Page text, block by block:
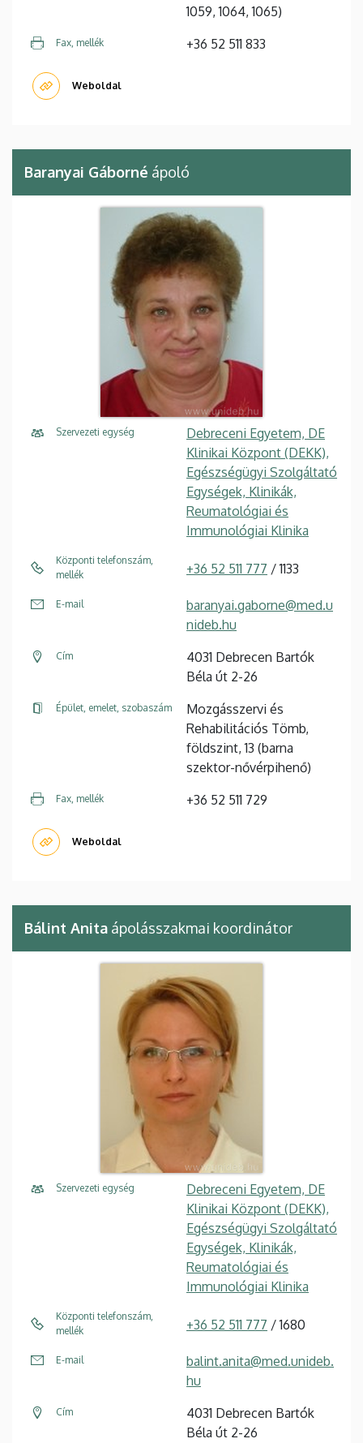
1059, 1064, 1065)
Fax, mellék +36 52 511 833
Weboldal
Baranyai Gáborné ápoló
Szervezeti egység
Debreceni Egyetem, DE
Klinikai Központ (DEKK),
Egészségügyi Szolgáltató
Egységek, Klinikák,
Reumatológiai és
Immunológiai Klinika
Központi telefonszám,
mellék
+36 52 511 777 / 1133
E-mail
baranyai.gaborne@med.u
nideb.hu
Cím
4031 Debrecen Bartók
Béla út 2-26
Épület, emelet, szobaszám
Mozgásszervi és
Rehabilitációs Tömb,
földszint, 13 (barna
szektor-nővérpihenő)
Fax, mellék +36 52 511 729
Weboldal
Bálint Anita ápolásszakmai koordinátor
Szervezeti egység
Debreceni Egyetem, DE
Klinikai Központ (DEKK),
Egészségügyi Szolgáltató
Egységek, Klinikák,
Reumatológiai és
Immunológiai Klinika
Központi telefonszám,
mellék
+36 52 511 777 / 1680
E-mail
balint.anita@med.unideb.
hu
Cím
4031 Debrecen Bartók
Béla út 2-26